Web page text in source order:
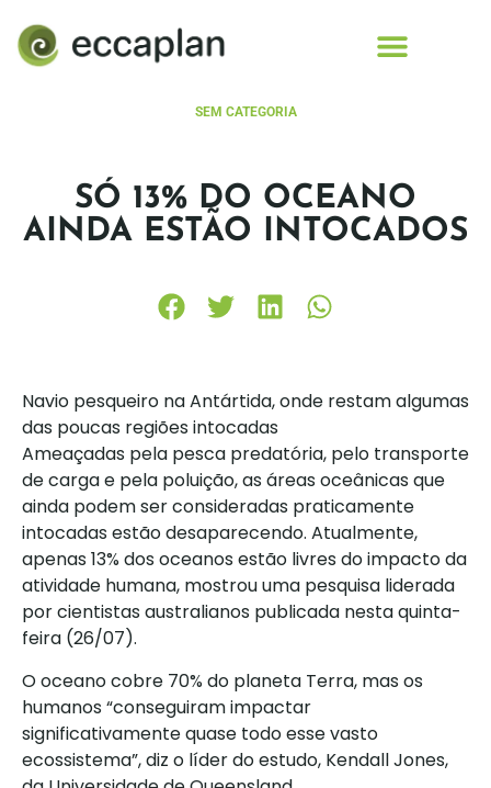
SEM CATEGORIA
SÓ 13% DO OCEANO
AINDA ESTÃO INTOCADOS
Navio pesqueiro na Antártida, onde restam algumas
das poucas regiões intocadas
Ameaçadas pela pesca predatória, pelo transporte
de carga e pela poluição, as áreas oceânicas que
ainda podem ser consideradas praticamente
intocadas estão desaparecendo. Atualmente,
apenas 13% dos oceanos estão livres do impacto da
atividade humana, mostrou uma pesquisa liderada
por cientistas australianos publicada nesta quinta-
feira (26/07).
O oceano cobre 70% do planeta Terra, mas os
humanos “conseguiram impactar
significativamente quase todo esse vasto
ecossistema”, diz o líder do estudo, Kendall Jones,